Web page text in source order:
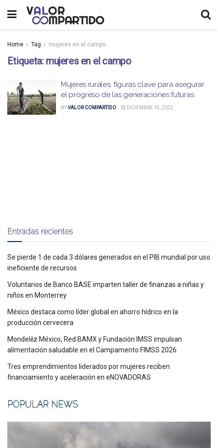
Home Tag mujeres en el campo
Etiqueta: mujeres en el campo
Mujeres rurales, figuras clave para asegurar
el progreso de las generaciones futuras
BYVALOR COMPARTIDO DICIEMBRE 15, 2022
Entradas recientes
Se pierde 1 de cada 3 dólares generados en el PIB mundial por uso
ineficiente de recursos
Voluntarios de Banco BASE imparten taller de finanzas a niñas y
niños en Monterrey
México destaca como líder global en ahorro hídrico en la
producción cervecera
Mondelēz México, Red BAMX y Fundación IMSS impulsan
alimentación saludable en el Campamento FIMSS 2026
Tres emprendimientos liderados por mujeres reciben
financiamiento y aceleración en eNOVADORAS
POPULAR NEWS